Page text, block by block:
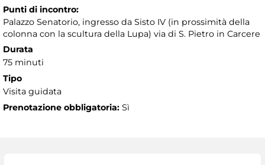
Punti di incontro:
Palazzo Senatorio, ingresso da Sisto IV (in prossimità della
colonna con la scultura della Lupa) via di S. Pietro in Carcere
Durata
75 minuti
Tipo
Visita guidata
Prenotazione obbligatoria: Sì